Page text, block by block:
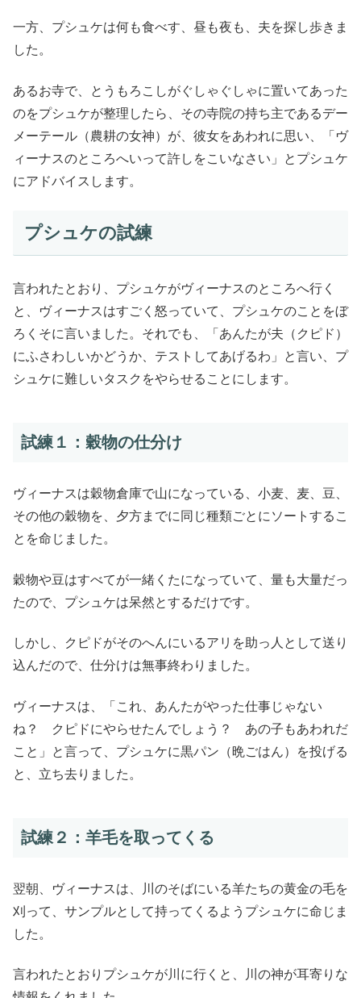
一方、プシュケは何も食べす、昼も夜も、夫を探し歩きま
した。
あるお寺で、とうもろこしがぐしゃぐしゃに置いてあった
のをプシュケが整理したら、その寺院の持ち主であるデー
メーテール（農耕の女神）が、彼女をあわれに思い、「ヴ
ィーナスのところへいって許しをこいなさい」とプシュケ
にアドバイスします。
プシュケの試練
言われたとおり、プシュケがヴィーナスのところへ行く
と、ヴィーナスはすごく怒っていて、プシュケのことをぼ
ろくそに言いました。それでも、「あんたが夫（クピド）
にふさわしいかどうか、テストしてあげるわ」と言い、プ
シュケに難しいタスクをやらせることにします。
試練１：穀物の仕分け
ヴィーナスは穀物倉庫で山になっている、小麦、麦、豆、
その他の穀物を、夕方までに同じ種類ごとにソートするこ
とを命じました。
穀物や豆はすべてが一緒くたになっていて、量も大量だっ
たので、プシュケは呆然とするだけです。
しかし、クピドがそのへんにいるアリを助っ人として送り
込んだので、仕分けは無事終わりました。
ヴィーナスは、「これ、あんたがやった仕事じゃない
ね？ クピドにやらせたんでしょう？ あの子もあわれだ
こと」と言って、プシュケに黒パン（晩ごはん）を投げる
と、立ち去りました。
試練２：羊毛を取ってくる
翌朝、ヴィーナスは、川のそばにいる羊たちの黄金の毛を
刈って、サンプルとして持ってくるようプシュケに命じま
した。
言われたとおりプシュケが川に行くと、川の神が耳寄りな